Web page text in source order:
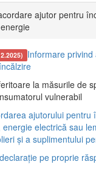
ajutor pentru
Informare privind
la măsurile de
vulnerabil
ajutorului pentru
electrică sau
și a suplimentului
pe proprie